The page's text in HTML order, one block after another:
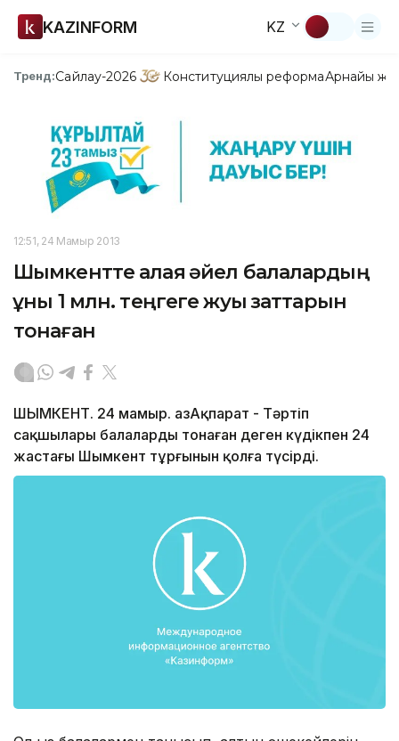
KAZINFORM KZ
Тренд:Сайлау-2026 Конституциялық реформаАрнайы
12:51, 24 Мамыр 2013
Шымкентте алаяқ әйел балалардың
құны 1 млн. теңгеге жуық заттарын
тонаған
ШЫМКЕНТ. 24 мамыр. ҚазАқпарат - Тәртіп
сақшылары балаларды тонаған деген күдікпен 24
жастағы Шымкент тұрғынын қолға түсірді.